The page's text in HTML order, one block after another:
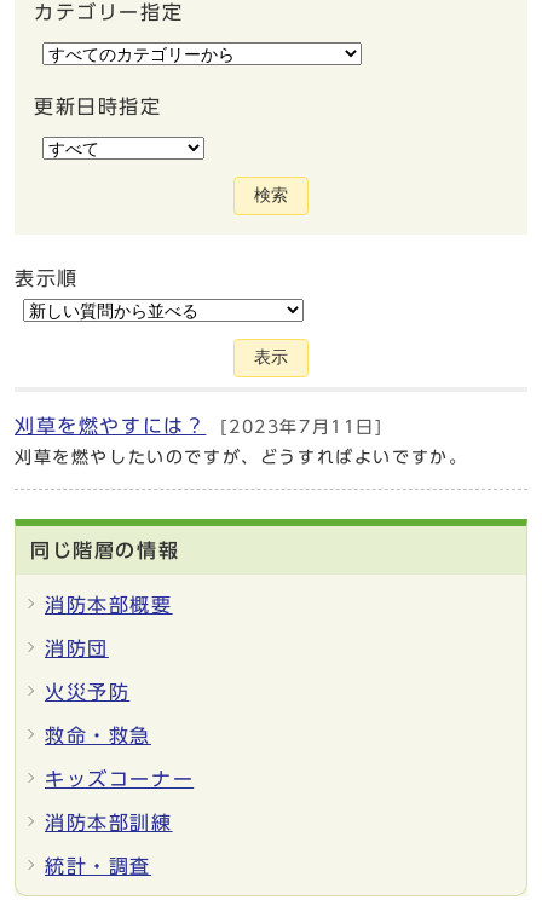
カテゴリー指定
更新日時指定
検索
表示順
表示
刈草を燃やすには？ [2023年7月11日]
刈草を燃やしたいのですが、どうすればよいですか。
同じ階層の情報
消防本部概要
消防団
火災予防
救命・救急
キッズコーナー
消防本部訓練
統計・調査